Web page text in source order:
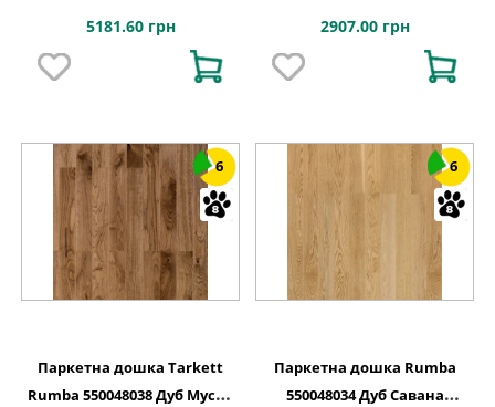
5181.60 грн 2907.00 грн
6
Паркетна дошка Tarkett
Rumba 550048038 Дуб Мусон
6
Паркетна дошка Rumba
550048034 Дуб Савана